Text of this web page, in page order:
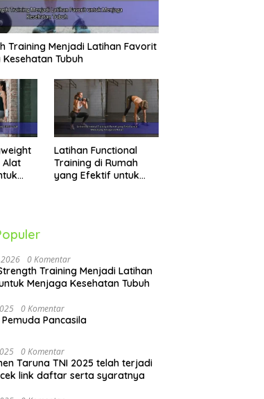
Training Menjadi Latihan Favorit
Tubuh
Alat
Latihan Functional
Training di Rumah
yang Efektif untuk
0 Komentar
Training Menjadi Latihan
Menjaga Kesehatan Tubuh
0 Komentar
Pancasila
0 Komentar
Taruna TNI 2025 telah terjadi
link daftar serta syaratnya